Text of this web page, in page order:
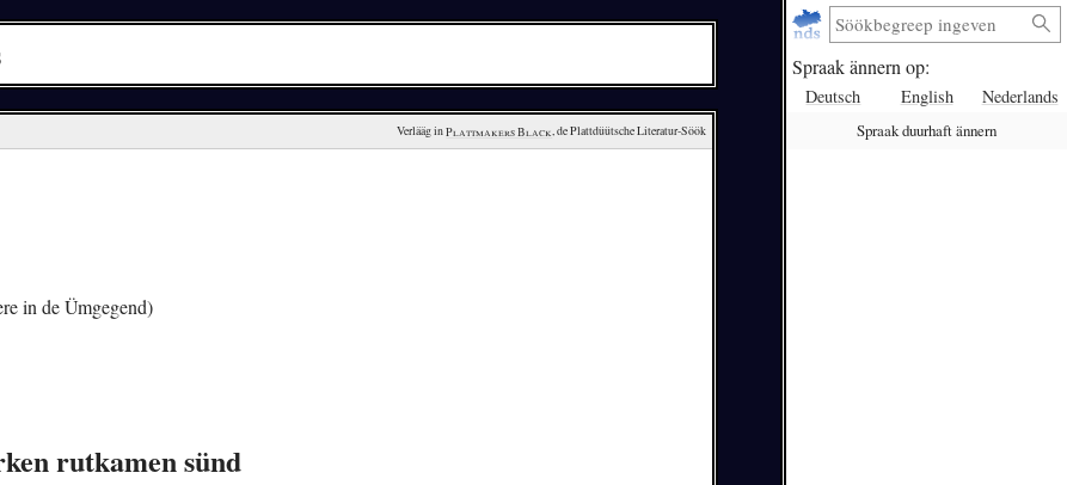
Spraak ännern op:
Deutsch English Nederlands
Spraak duurhaft ännern
Verlääg in Plattmakers Black, de Plattdüütsche Literatur-Söök
in de Ümgegend)
rutkamen sünd